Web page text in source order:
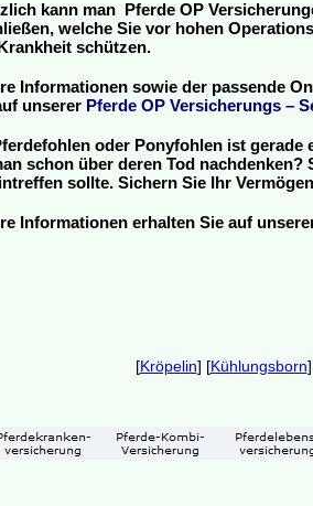
kann man Pferde OP
welche Sie vor hohen
schützen.
Informationen sowie der passende
unserer Pferde OP Versicherungs –
oder Ponyfohlen ist gerade
schon über deren Tod
sollte. Sichern Sie Ihr
Informationen erhalten Sie auf
[Kröpelin] [Kühlungsborn